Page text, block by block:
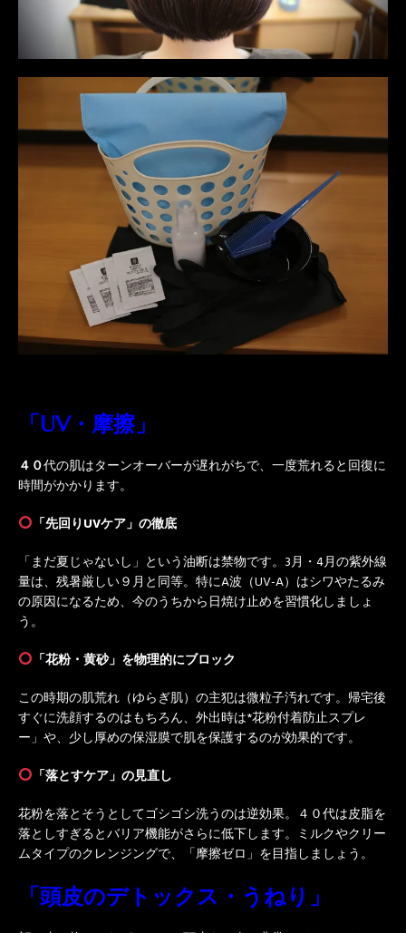
「UV・摩擦」
４０代の肌はターンオーバーが遅れがちで、一度荒れると回復に
時間がかかります。
「先回りUVケア」の徹底
「まだ夏じゃないし」という油断は禁物です。3月・4月の紫外線
量は、残暑厳しい９月と同等。特にA波（UV-A）はシワやたるみ
の原因になるため、今のうちから日焼け止めを習慣化しましょ
う。
「花粉・黄砂」を物理的にブロック
この時期の肌荒れ（ゆらぎ肌）の主犯は微粒子汚れです。帰宅後
すぐに洗顔するのはもちろん、外出時は*花粉付着防止スプレ
ー」や、少し厚めの保湿膜で肌を保護するのが効果的です。
「落とすケア」の見直し
花粉を落とそうとしてゴシゴシ洗うのは逆効果。４０代は皮脂を
落としすぎるとバリア機能がさらに低下します。ミルクやクリー
ムタイプのクレンジングで、「摩擦ゼロ」を目指しましょう。
「頭皮のデトックス・うねり」